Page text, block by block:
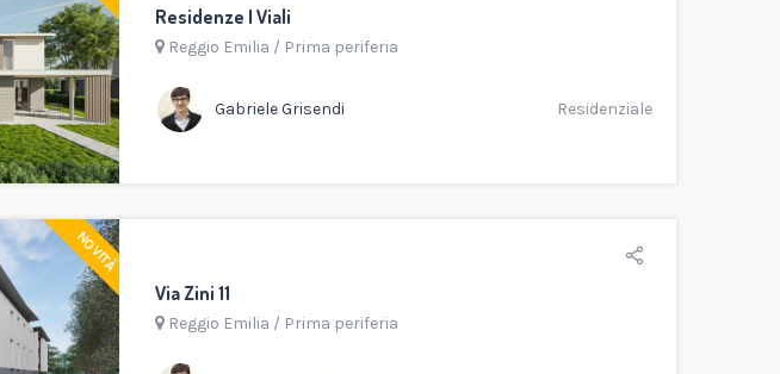
Residenze I Viali
Reggio Emilia / Prima periferia
Gabriele Grisendi Residenziale
NOVITÀ
Via Zini 11
Reggio Emilia / Prima periferia